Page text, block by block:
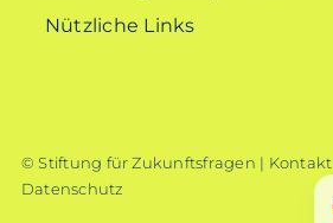
Nützliche Links
© Stiftung für Zukunftsfragen | Kontakt
Datenschutz